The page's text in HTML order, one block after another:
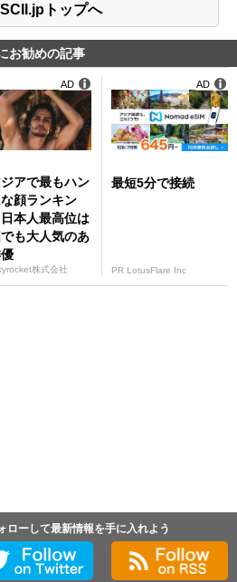
トップへ
お勧めの記事
ジアで最もハン
顔ランキン
本人最高位は
も大人気のあ
株式会社
AD
最短5分で接続
PR LotusFlare Inc
AD
ローして最新情報を手に入れよう